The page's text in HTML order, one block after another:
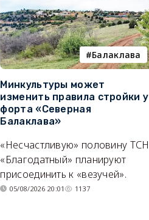
Балаклава
Минкультуры может
изменить правила стройки у
форта «Северная
Балаклава»
«Несчастливую» половину ТСН
«Благодатный» планируют
присоединить к «везучей».
05/08/2026 20:01 1137